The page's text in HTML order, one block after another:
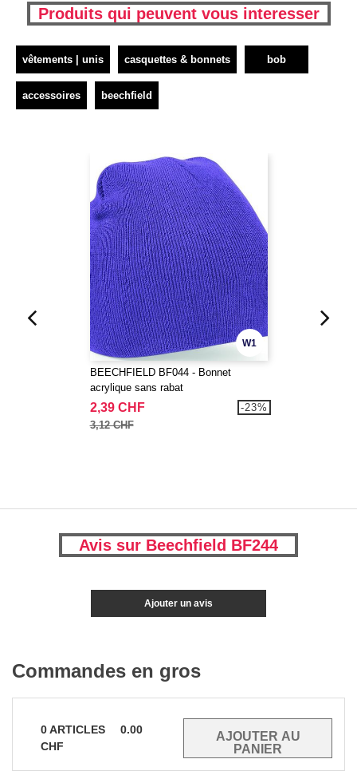
Produits qui peuvent vous interesser
vêtements | unis casquettes & bonnets bob
accessoires beechfield
W1
BEECHFIELD BF044 - Bonnet
acrylique sans rabat
2,39 CHF
3,12 CHF
-23%
Avis sur Beechfield BF244
Ajouter un avis
Commandes en gros
0ARTICLES
0.00
CHF